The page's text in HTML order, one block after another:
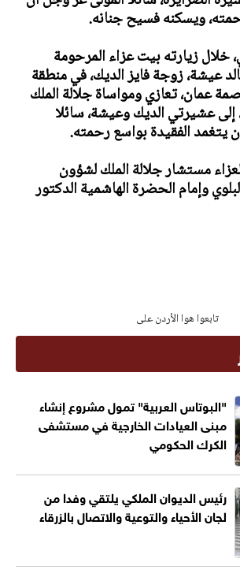
ويسكنه فسيح جنانه.
خلال زيارته بيت عزاء المرحومة
عيشة، زوجة فايز الديك، في منطقة
عمان، تعازي ومواساة جلالة الملك
عشيرتي الديك وعيشة، سائلا
يتغمد الفقيدة بواسع رحمته.
مستشار جلالة الملك لشؤون
وإمام الحضرة الهاشمية الدكتور
تابعوا هوا الأردن على
"البوتاس العربية" تمول مشروع إنشاء
مبنى العيادات الخارجية في مستشفى
الكرك الحكومي
رئيس الديوان الملكي يلتقي وفدا من
لجان الأحياء والتوعية والاتصال بالزرقاء